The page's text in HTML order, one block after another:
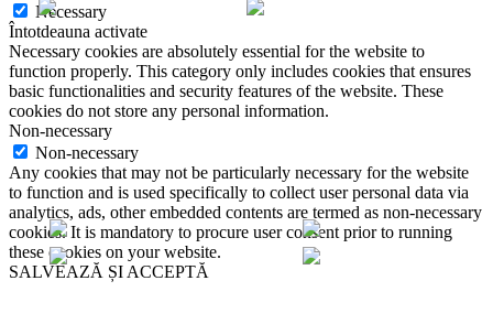
Necessary
Întotdeauna activate
Necessary cookies are absolutely essential for the website to
function properly. This category only includes cookies that ensures
basic functionalities and security features of the website. These
cookies do not store any personal information.
Non-necessary
Non-necessary
Any cookies that may not be particularly necessary for the website
to function and is used specifically to collect user personal data via
analytics, ads, other embedded contents are termed as non-necessary
cookies. It is mandatory to procure user consent prior to running
these cookies on your website.
SALVEAZĂ ȘI ACCEPTĂ